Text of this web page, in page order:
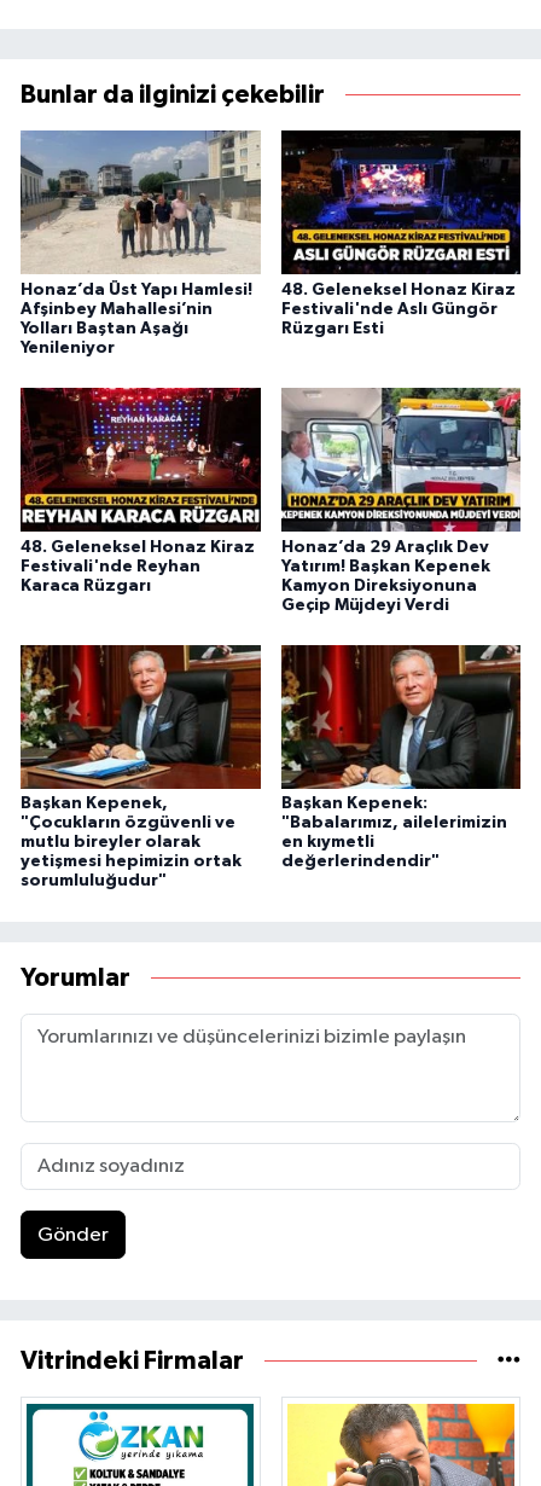
Bunlar da ilginizi çekebilir
Honaz’da Üst Yapı Hamlesi!
Afşinbey Mahallesi’nin
Yolları Baştan Aşağı
Yenileniyor
48. Geleneksel Honaz Kiraz
Festivali'nde Aslı Güngör
Rüzgarı Esti
48. Geleneksel Honaz Kiraz
Festivali'nde Reyhan
Karaca Rüzgarı
Honaz’da 29 Araçlık Dev
Yatırım! Başkan Kepenek
Kamyon Direksiyonuna
Geçip Müjdeyi Verdi
Başkan Kepenek,
"Çocukların özgüvenli ve
mutlu bireyler olarak
yetişmesi hepimizin ortak
sorumluluğudur"
Başkan Kepenek:
"Babalarımız, ailelerimizin
en kıymetli
değerlerindendir"
Yorumlar
Gönder
Vitrindeki Firmalar